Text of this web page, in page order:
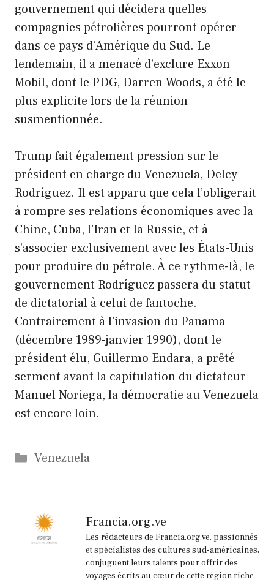
gouvernement qui décidera quelles
compagnies pétrolières pourront opérer
dans ce pays d’Amérique du Sud. Le
lendemain, il a menacé d’exclure Exxon
Mobil, dont le PDG, Darren Woods, a été le
plus explicite lors de la réunion
susmentionnée.
Trump fait également pression sur le
président en charge du Venezuela, Delcy
Rodríguez. Il est apparu que cela l’obligerait
à rompre ses relations économiques avec la
Chine, Cuba, l’Iran et la Russie, et à
s’associer exclusivement avec les États-Unis
pour produire du pétrole. À ce rythme-là, le
gouvernement Rodríguez passera du statut
de dictatorial à celui de fantoche.
Contrairement à l’invasion du Panama
(décembre 1989-janvier 1990), dont le
président élu, Guillermo Endara, a prêté
serment avant la capitulation du dictateur
Manuel Noriega, la démocratie au Venezuela
est encore loin.
Catégories
Venezuela
Francia.org.ve
Les rédacteurs de Francia.org.ve, passionnés
et spécialistes des cultures sud-américaines,
conjuguent leurs talents pour offrir des
voyages écrits au cœur de cette région riche